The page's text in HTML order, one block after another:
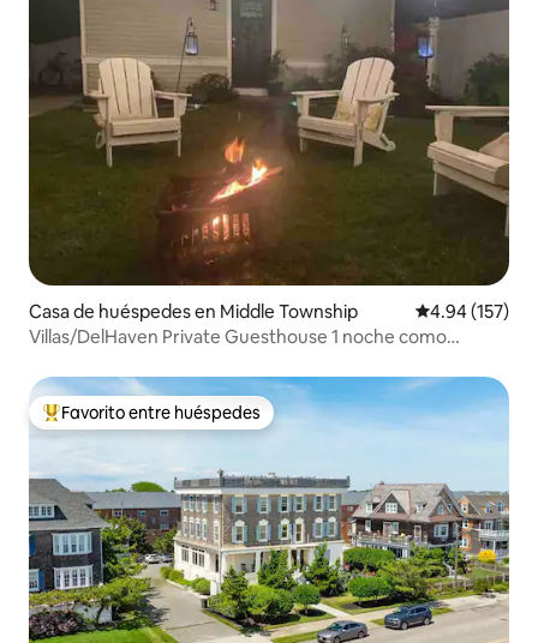
Casa de huéspedes en Middle Township Calificación
4.94 (157)
Villas/DelHaven Private Guesthouse 1 noche como
De los mejores en Favorito entre huéspedes
Favorito entre huéspedes